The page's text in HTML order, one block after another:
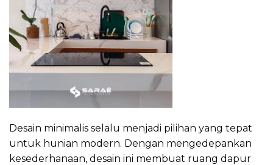
Desain minimalis selalu menjadi pilihan yang tepat
untuk hunian modern. Dengan mengedepankan
kesederhanaan, desain ini membuat ruang dapur